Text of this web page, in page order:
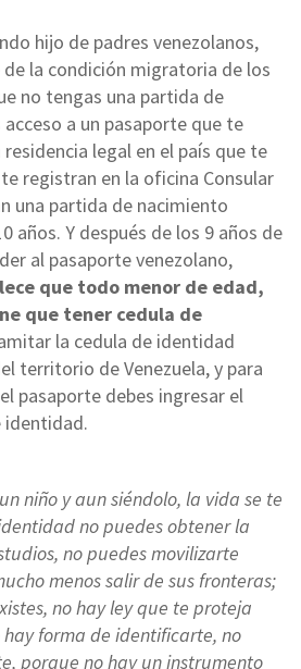
hijo de padres venezolanos,
la condición migratoria de los
no tengas una partida de
a un pasaporte que te
legal en el país que te
registran en la oficina Consular
una partida de nacimiento
años. Y después de los 9 años de
al pasaporte venezolano,
que todo menor de edad,
que tener cedula de
la cedula de identidad
territorio de Venezuela, y para
pasaporte debes ingresar el
identidad.
niño y aun siéndolo, la vida se te
no puedes obtener la
no puedes movilizarte
menos salir de sus fronteras;
no hay ley que te proteja
forma de identificarte, no
porque no hay un instrumento